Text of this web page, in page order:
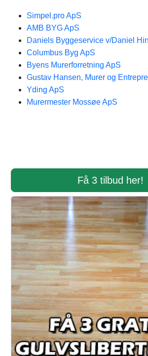
Simpel.pro ApS
AMB BYG ApS
Daniels Byggeservice v/Daniel
Columbus Byg ApS
Byens Murerforretning ApS
Gustav Hansen, Murer og
Yding ApS
Murermester Mossøe ApS
Få 3 tilbud her!